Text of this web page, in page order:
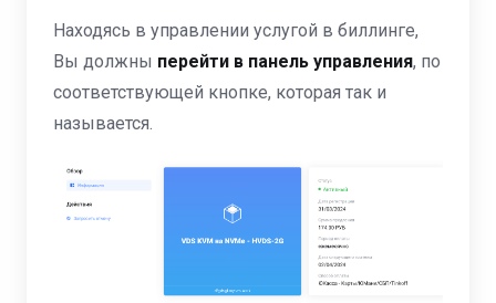
Находясь в управлении услугой в биллинге,
Вы должны перейти в панель управления, по
соответствующей кнопке, которая так и
называется.